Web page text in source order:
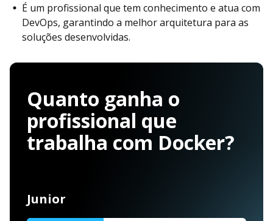
É um profissional que tem conhecimento e atua com
DevOps, garantindo a melhor arquitetura para as
soluções desenvolvidas.
Quanto ganha o
profissional que
trabalha com Docker?
Junior